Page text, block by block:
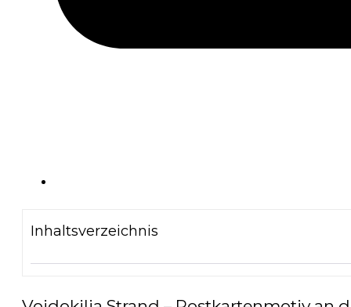
Inhaltsverzeichnis